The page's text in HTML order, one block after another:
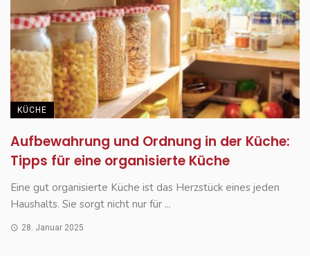
KÜCHE
Aufbewahrung und Ordnung in der Küche:
Tipps für eine organisierte Küche
Eine gut organisierte Küche ist das Herzstück eines jeden
Haushalts. Sie sorgt nicht nur für ...
28. Januar 2025